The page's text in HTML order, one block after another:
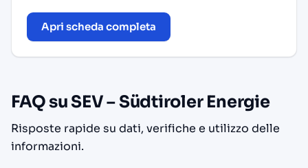
Apri scheda completa
FAQ su SEV – Südtiroler Energie
Risposte rapide su dati, verifiche e utilizzo delle
informazioni.